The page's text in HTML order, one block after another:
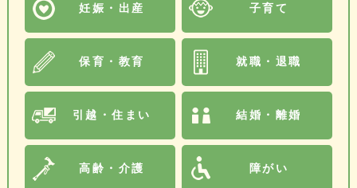
妊娠・出産 子育て
保育・教育 就職・退職
引越・住まい 結婚・離婚
高齢・介護 障がい